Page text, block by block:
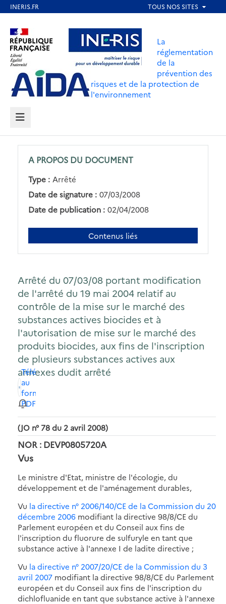
contenu
principal
Aller au contenu Aller au menu
Aller au pied de page
La
réglementation
de la
prévention des
risques et de la protection de
l'environnement
MENU
A PROPOS DU DOCUMENT
Type : Arrêté
Date de signature : 07/03/2008
Date de publication : 02/04/2008
Contenus liés
Arrêté du 07/03/08 portant modification
de l'arrêté du 19 mai 2004 relatif au
contrôle de la mise sur le marché des
substances actives biocides et à
l'autorisation de mise sur le marché des
produits biocides, aux fins de l'inscription
de plusieurs substances actives aux
annexes dudit arrêté
Télécharger
au
format
PDF
(JO n° 78 du 2 avril 2008)
NOR : DEVP0805720A
Vus
Le ministre d'Etat, ministre de l'écologie, du
développement et de l'aménagement durables,
Vu la directive n° 2006/140/CE de la Commission du 20
décembre 2006 modifiant la directive 98/8/CE du
Parlement européen et du Conseil aux fins de
l'inscription du fluorure de sulfuryle en tant que
substance active à l'annexe I de ladite directive ;
Vu la directive n° 2007/20/CE de la Commission du 3
avril 2007 modifiant la directive 98/8/CE du Parlement
européen et du Conseil aux fins de l'inscription du
dichlofluanide en tant que substance active à l'annexe